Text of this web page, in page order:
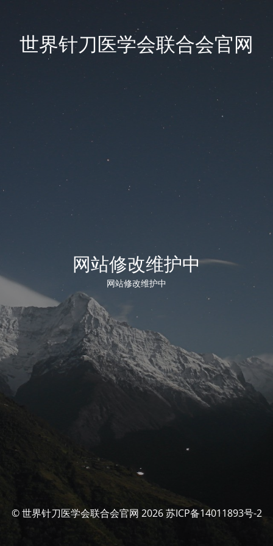
世界针刀医学会联合会官网
网站修改维护中
网站修改维护中
© 世界针刀医学会联合会官网 2026 苏ICP备14011893号-2